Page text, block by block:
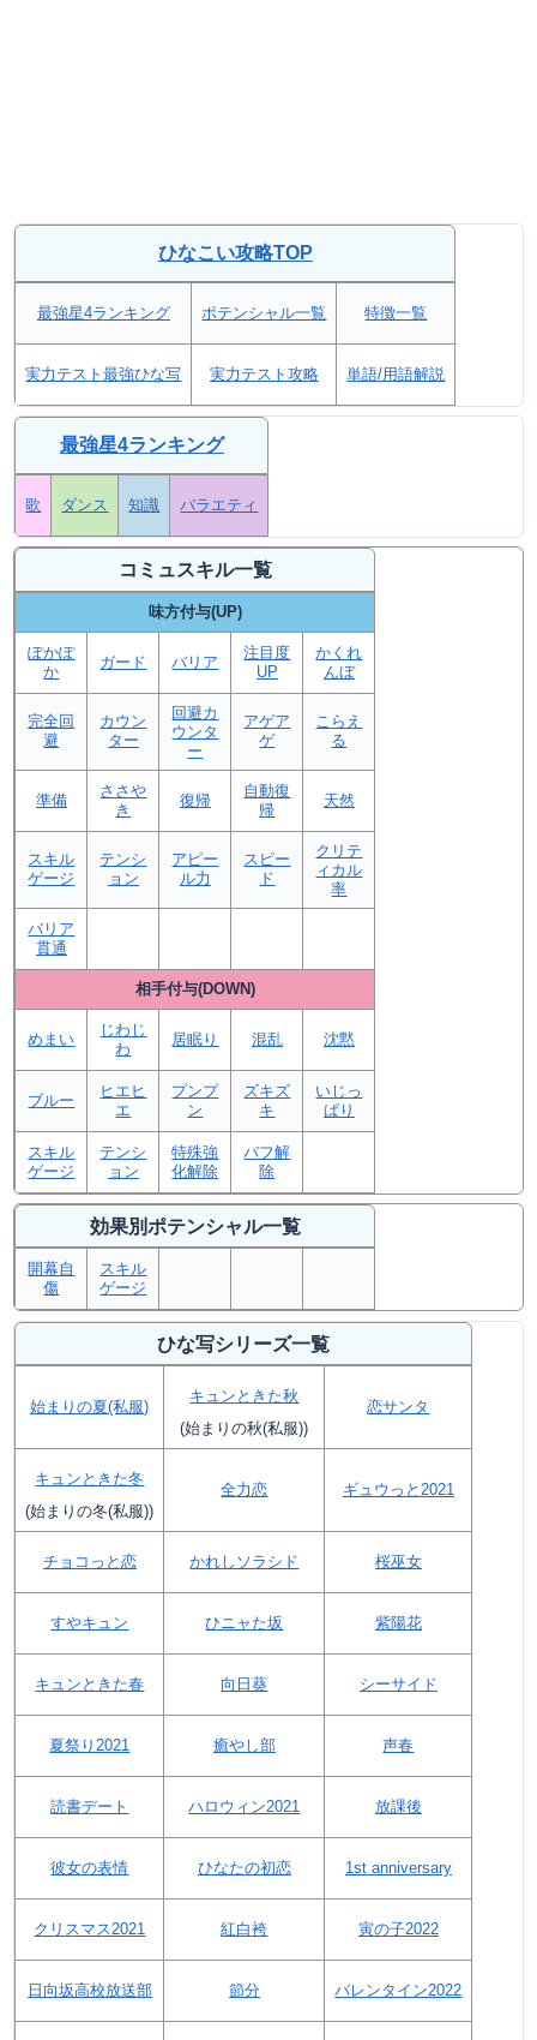
ひなこい攻略TOP
最強星4ランキング ポテンシャル一覧 特徴一覧
実力テスト最強ひな写 実力テスト攻略 単語/用語解説
最強星4ランキング
歌 ダンス 知識 バラエティ
コミュスキル一覧
味方付与(UP)
ぽかぽ
か
ガード バリア
注目度
UP
かくれ
んぼ
完全回
避
カウン
ター
回避カ
ウンタ
ー
アゲア
ゲ
こらえ
る
準備
ささや
き
復帰
自動復
帰
天然
スキル
ゲージ
テンシ
ョン
アピー
ル力
スピー
ド
クリテ
ィカル
率
バリア
貫通
相手付与(DOWN)
めまい
じわじ
わ
居眠り 混乱 沈黙
ブルー
ヒエヒ
エ
プンプ
ン
ズキズ
キ
いじっ
ぱり
スキル
ゲージ
テンシ
ョン
特殊強
化解除
バフ解
除
効果別ポテンシャル一覧
開幕自
傷
スキル
ゲージ
ひな写シリーズ一覧
始まりの夏(私服)
キュンときた秋
(始まりの秋(私服))
恋サンタ
キュンときた冬
(始まりの冬(私服))
全力恋 ギュウっと2021
チョコっと恋 かれしソラシド 桜巫女
すやキュン ひニャた坂 紫陽花
キュンときた春 向日葵 シーサイド
夏祭り2021 癒やし部 声春
読書デート ハロウィン2021 放課後
彼女の表情 ひなたの初恋 1st anniversary
クリスマス2021 紅白袴 寅の子2022
日向坂高校放送部 節分 バレンタイン2022